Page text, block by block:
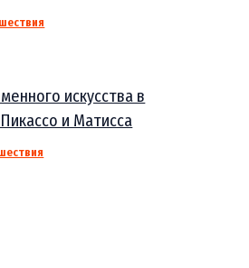
искусства в
и Матисса